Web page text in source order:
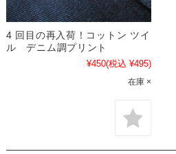
4 回目の再入荷！コットン ツイ
ル デニム調プリント
¥450(税込 ¥495)
在庫 ×